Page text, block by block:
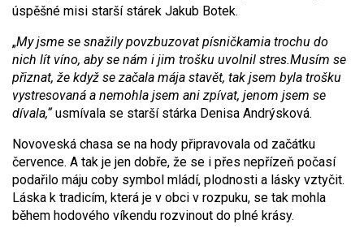
úspěšné misi starší stárek Jakub Botek.
„My jsme se snažilypovzbuzovat písničkamia trochu do
nich lít víno, aby se nám i jim trošku uvolnil stres.Musím se
přiznat, že když se začala mája stavět, tak jsem byla trošku
vystresovaná a nemohla jsem ani zpívat, jenom jsem se
dívala,“usmívala se starší stárka Denisa Andrýsková.
Novoveská chasa se na hody připravovala od začátku
července. A tak je jen dobře, že se i přes nepřízeň počasí
podařilo máju coby symbol mládí, plodnosti a lásky vztyčit.
Láska k tradicím, která je v obci v rozpuku, se tak mohla
během hodového víkendu rozvinout do plné krásy.